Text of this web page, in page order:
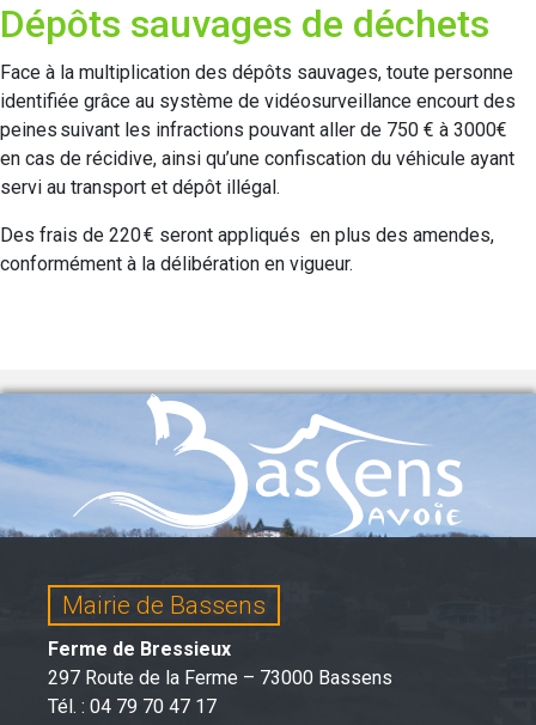
Dépôts sauvages de déchets
Face à la multiplication des dépôts sauvages, toute personne
identifiée grâce au système de vidéosurveillance encourt des
peines suivant les infractions pouvant aller de 750 € à 3000€
en cas de récidive, ainsi qu’une confiscation du véhicule ayant
servi au transport et dépôt illégal.
Des frais de 220 € seront appliqués en plus des amendes,
conformément à la délibération en vigueur.
Mairie de Bassens
Ferme de Bressieux
297 Route de la Ferme – 73000 Bassens
Tél. : 04 79 70 47 17